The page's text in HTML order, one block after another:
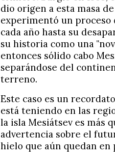
dio origen a esta masa
experimentó un proceso
cada año hasta su
su historia como una
entonces sólido cabo
separándose del
terreno.
Este caso es un
está teniendo en las
la isla Mesiátsev es más
advertencia sobre el
hielo que aún quedan en